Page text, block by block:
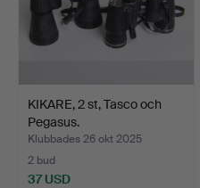
KIKARE, 2 st, Tasco och
Pegasus.
Klubbades 26 okt 2025
2 bud
37 USD